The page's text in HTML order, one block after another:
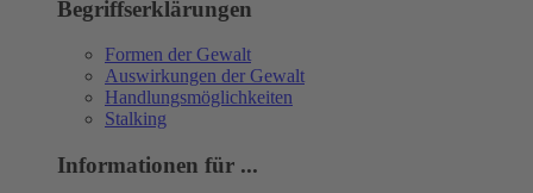
Begriffserklärungen
Formen der Gewalt
Auswirkungen der Gewalt
Handlungsmöglichkeiten
Stalking
Informationen für ...